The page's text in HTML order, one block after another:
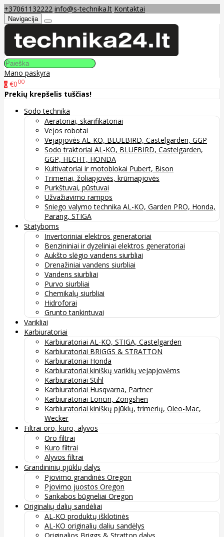
+37061132222 info@s-technika.lt Kontaktai
Navigacija
Mano paskyra
0 €000
Prekių krepšelis tuščias!
Sodo technika
Aeratoriai, skarifikatoriai
Vejos robotai
Vejapjovės AL-KO, BLUEBIRD, Castelgarden, GGP
Sodo traktoriai AL-KO, BLUEBIRD, Castelgarden,
GGP, HECHT, HONDA
Kultivatoriai ir motoblokai Pubert, Bison
Trimeriai, žoliapjovės, krūmapjovės
Purkštuvai, pūstuvai
Užvažiavimo rampos
Sniego valymo technika AL-KO, Garden PRO, Honda,
Parang, STIGA
Statyboms
Invertoriniai elektros generatoriai
Benzininiai ir dyzeliniai elektros generatoriai
Aukšto slėgio vandens siurbliai
Drenažiniai vandens siurbliai
Vandens siurbliai
Purvo siurbliai
Chemikalų siurbliai
Hidroforai
Grunto tankintuvai
Varikliai
Karbiuratoriai
Karbiuratoriai AL-KO, STIGA, Castelgarden
Karbiuratoriai BRIGGS & STRATTON
Karbiuratoriai Honda
Karbiuratoriai kiniškų variklių vejapjovėms
Karbiuratoriai Stihl
Karbiuratoriai Husqvarna, Partner
Karbiuratoriai Loncin, Zongshen
Karbiuratoriai kiniškų pjūklų, trimerių, Oleo-Mac,
Wecker
Filtrai oro, kuro, alyvos
Oro filtrai
Kuro filtrai
Alyvos filtrai
Grandininių pjūklų dalys
Pjovimo grandinės Oregon
Pjovimo juostos Oregon
Sankabos būgneliai Oregon
Originalių dalių sandėliai
AL-KO produktų išklotinės
AL-KO originalių dalių sandėlys
Originalios Briggs & Stratton dalys